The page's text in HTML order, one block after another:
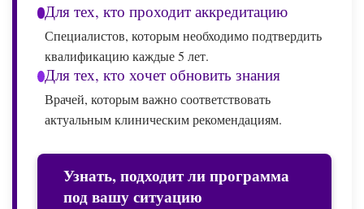
Для тех, кто проходит аккредитацию
Специалистов, которым необходимо подтвердить
квалификацию каждые 5 лет.
Для тех, кто хочет обновить знания
Врачей, которым важно соответствовать
актуальным клиническим рекомендациям.
Узнать, подходит ли программа
под вашу ситуацию